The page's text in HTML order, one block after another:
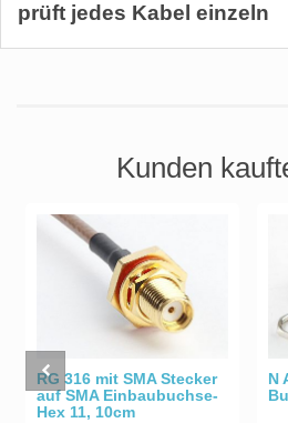
prüft jedes Kabel einzeln
Kunden
RG 316 mit SMA Stecker
auf SMA Einbaubuchse-
Hex 11, 10cm
N